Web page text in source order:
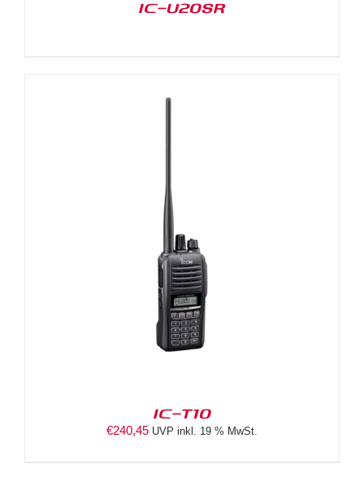
IC-U20SR
IC-T10
€240,45 UVP inkl. 19 % MwSt.